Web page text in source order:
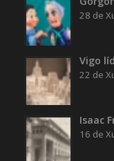
28 de
Vigo
22 de
Isaac
16 de